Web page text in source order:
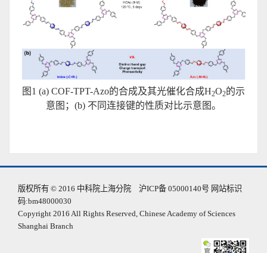
图1 (a) COF-TPT-Azo的合成及其光催化合成H2O2的示
意图；(b) 不同连接键的性质对比示意图。
版权所有 © 2016 中科院上海分院 沪ICP备 05000140号 网站标识
码:bm48000030
Copyright 2016 All Rights Reserved, Chinese Academy of Sciences
Shanghai Branch